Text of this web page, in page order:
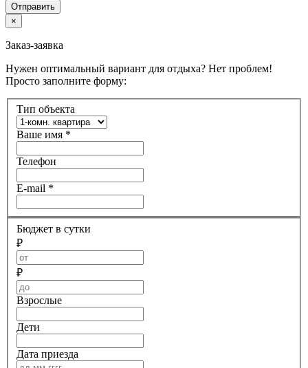
Отправить
×
Заказ-заявка
Нужен оптимальный вариант для отдыха? Нет проблем!
Просто заполните форму:
Тип объекта
Ваше имя *
Телефон
E-mail *
Бюджет в сутки
₽
₽
Взрослые
Дети
Дата приезда